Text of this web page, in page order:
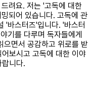
려요. 저는 '고독에 대한
되어 있습니다. 고독에 관
'바스터즈'입니다. '바스터
기를 다루며 독자들에게
으면서 공감하고 위로를 받
보시고 고독에 대한 이야
니다.